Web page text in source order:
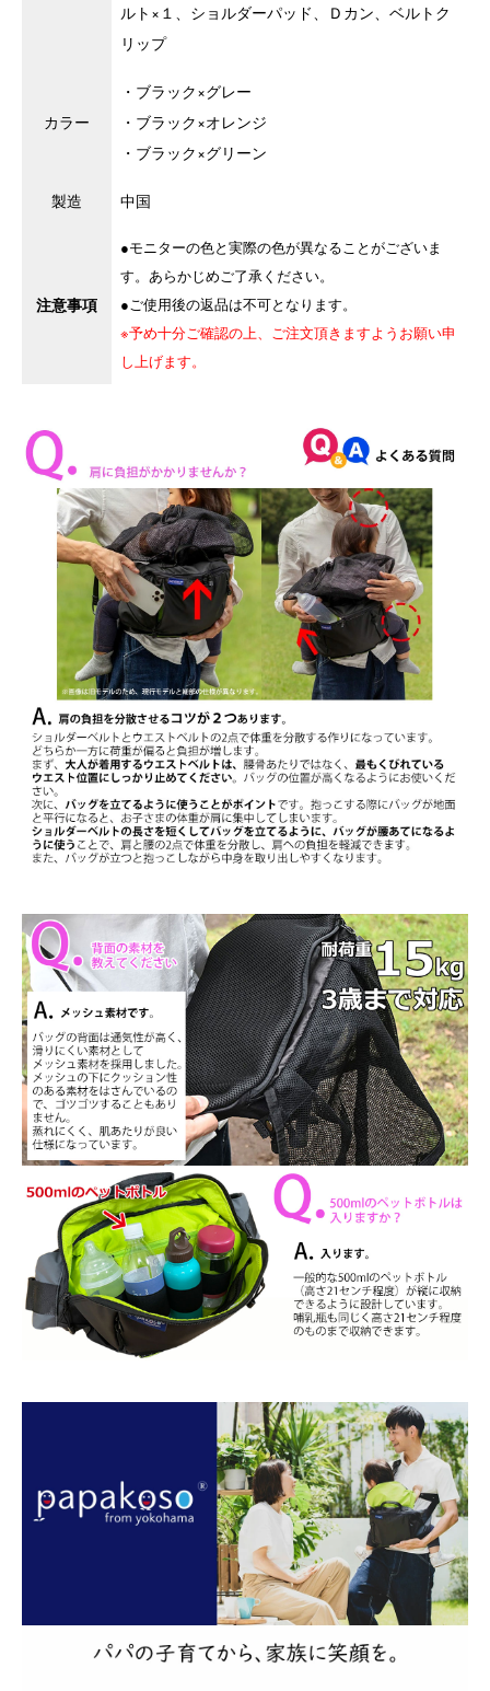
ルト×１、ショルダーパッド、Ｄカン、ベルトク
リップ
カラー
・ブラック×グレー
・ブラック×オレンジ
・ブラック×グリーン
製造 中国
注意事項
●モニターの色と実際の色が異なることがございま
す。あらかじめご了承ください。
●ご使用後の返品は不可となります。
※予め十分ご確認の上、ご注文頂きますようお願い申
し上げます。